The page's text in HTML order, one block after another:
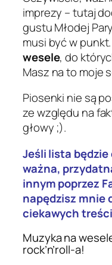
imprezy – tutaj
gustu Młodej
musi być w
wesele, do
Masz na to moje
Piosenki nie są
ze względu na
głowy ;).
Jeśli lista
ważna,
innym poprzez
napędzisz mnie
ciekawych
Muzyka na
rock’n’roll-a!